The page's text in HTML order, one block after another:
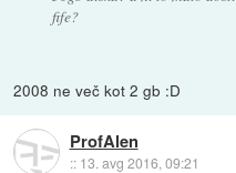
fife?
2008 ne več kot 2 gb :D
ProfAlen
:: 13. avg 2016, 09:21